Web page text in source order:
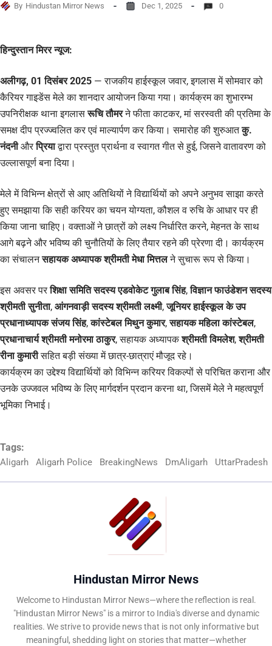
By Hindustan Mirror News Dec 1, 2025 0
हिन्दुस्तान मिरर न्यूज:
अलीगढ़, 01 दिसंबर 2025 — राजकीय हाईस्कूल जवार, इगलास में सोमवार को
कैरियर गाइडेंस मेले का शानदार आयोजन किया गया। कार्यक्रम का शुभारम्भ
उपनिरीक्षक थाना इगलासरूचि तौमरने फीता काटकर, मां सरस्वती की प्रतिमा के
समक्ष दीप प्रज्ज्वलित कर एवं माल्यार्पण कर किया। समारोह की शुरुआतकु.
नंदनीऔरप्रियाद्वारा प्रस्तुत प्रार्थना व स्वागत गीत से हुई, जिसने वातावरण को
उल्लासपूर्ण बना दिया।
मेले में विभिन्न क्षेत्रों से आए अतिथियों ने विद्यार्थियों को अपने अनुभव साझा करते
हुए समझाया कि सही करियर का चयन योग्यता, कौशल व रुचि के आधार पर ही
किया जाना चाहिए। वक्ताओं ने छात्रों को लक्ष्य निर्धारित करने, मेहनत के साथ
आगे बढ़ने और भविष्य की चुनौतियों के लिए तैयार रहने की प्रेरणा दी। कार्यक्रम
का संचालनसहायक अध्यापक श्रीमती मेधा मित्तलने सुचारू रूप से किया।
इस अवसर परशिक्षा समिति सदस्य एडवोकेट गुलाब सिंह,विज्ञान फाउंडेशन सदस्य
श्रीमती सुनीता, आंगनवाड़ी सदस्य श्रीमती लक्ष्मी,जूनियर हाईस्कूल के उप
प्रधानाध्यापक संजय सिंह,कांस्टेबल मिथुन कुमार,सहायक महिला कांस्टेबल,
प्रधानाचार्य श्रीमती मनोरमा ठाकुर, सहायक अध्यापकश्रीमती विमलेश,श्रीमती
रीना कुमारीसहित बड़ी संख्या में छात्र-छात्राएं मौजूद रहे।
कार्यक्रम का उद्देश्य विद्यार्थियों को विभिन्न करियर विकल्पों से परिचित कराना और
उनके उज्जवल भविष्य के लिए मार्गदर्शन प्रदान करना था, जिसमें मेले ने महत्वपूर्ण
भूमिका निभाई।
Tags:
Aligarh Aligarh Police BreakingNews DmAligarh UttarPradesh
Hindustan Mirror News
Welcome to Hindustan Mirror News—where the reflection is real.
"Hindustan Mirror News" is a mirror to India's diverse and dynamic
realities. We strive to provide news that is not only informative but
meaningful, shedding light on stories that matter—whether